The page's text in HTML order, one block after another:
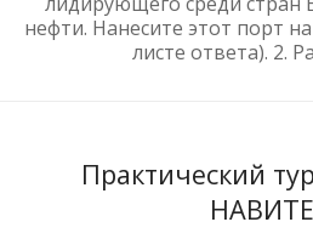
нефти. Нанесите этот порт
листе ответа). 2.
Практический